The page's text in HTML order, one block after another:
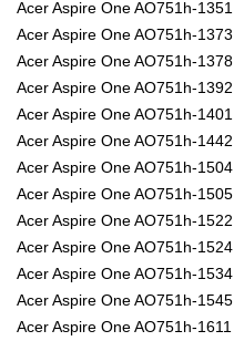
Acer Aspire One AO751h-1351
Acer Aspire One AO751h-1373
Acer Aspire One AO751h-1378
Acer Aspire One AO751h-1392
Acer Aspire One AO751h-1401
Acer Aspire One AO751h-1442
Acer Aspire One AO751h-1504
Acer Aspire One AO751h-1505
Acer Aspire One AO751h-1522
Acer Aspire One AO751h-1524
Acer Aspire One AO751h-1534
Acer Aspire One AO751h-1545
Acer Aspire One AO751h-1611